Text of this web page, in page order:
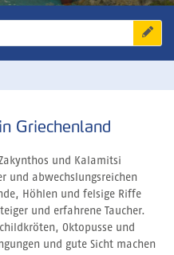
Griechenland
und Kalamitsi
und abwechslungsreichen
Höhlen und felsige Riffe
und erfahrene Taucher.
Oktopusse und
und gute Sicht machen